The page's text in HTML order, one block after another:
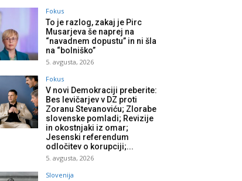
Fokus
To je razlog, zakaj je Pirc
Musarjeva še naprej na
“navadnem dopustu” in ni šla
na “bolniško”
5. avgusta, 2026
Fokus
V novi Demokraciji preberite:
Bes levičarjev v DZ proti
Zoranu Stevanoviću; Zlorabe
slovenske pomladi; Revizije
in okostnjaki iz omar;
Jesenski referendum
odločitev o korupciji;...
5. avgusta, 2026
Slovenija